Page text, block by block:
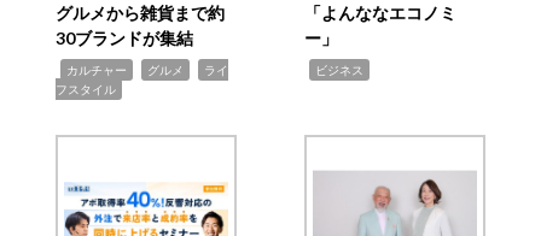
グルメから雑貨まで約
30ブランドが集結
カルチャー グルメ
ライ
フスタイル
「よんななエコノミ
ー」
ビジネス